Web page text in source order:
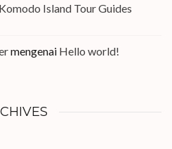
Island Tour Guides
mengenai Hello world!